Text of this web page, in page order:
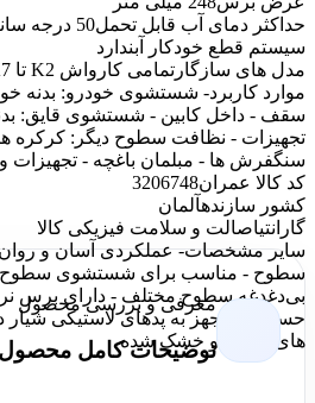
حداکثر دمای آب قابل تحمل50 درجه سانتیگراد
سیستم قطع خودکار آبندارد
مدل های سازگار تمامی کارواش K2 تا K7 کرشر
موارد کاربرد- شستشوی خودرو: بدنه
سقف - داخل کابین - شستشوی قایق:
تجهیزات - نظافت سطوح دیگر: کرکره
سنگفرش ها - مبلمان باغچه - تجهیزات
کد کالا عمران3206748
کشور سازندهآلمان
گارانتیاصالت و سلامت فیزیکی کالا
سایر مشخصات- عملکردی آسان و
سطوح - مناسب برای شستشوی سطوح
بی‌دغدغه سطوح مختلف - دارای برس
حساس - مجهز به پدهای لاستیکی شیار
های سخت و خشک شده
معرفی و بررسی محصول
توضیحات کامل محصول